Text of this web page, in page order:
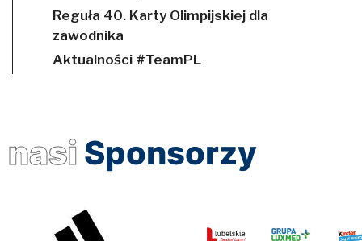
Reguła 40. Karty Olimpijskiej dla
zawodnika
Aktualności #TeamPL
nasi Sponsorzy